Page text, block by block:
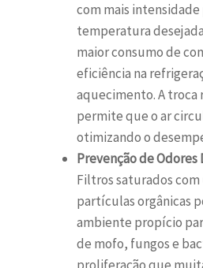
com mais intensidade
temperatura
maior consumo de
eficiência na
aquecimento. A
permite que o ar
otimizando o
Prevenção de Odores
Filtros saturados
partículas orgânicas
ambiente propício
de mofo, fungos e